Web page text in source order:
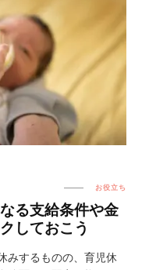
お役立ち
る支給条件や金
しておこう
みするものの、育児休